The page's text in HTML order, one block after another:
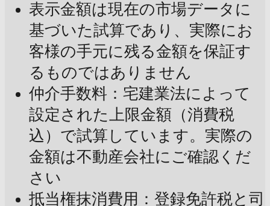
表示金額は現在の市場データに
基づいた試算であり、実際にお
客様の手元に残る金額を保証す
るものではありません
仲介手数料：宅建業法によって
設定された上限金額（消費税
込）で試算しています。実際の
金額は不動産会社にご確認くだ
さい
抵当権抹消費用：登録免許税と司